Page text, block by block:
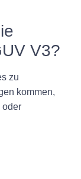
V3?
zu
kommen,
oder